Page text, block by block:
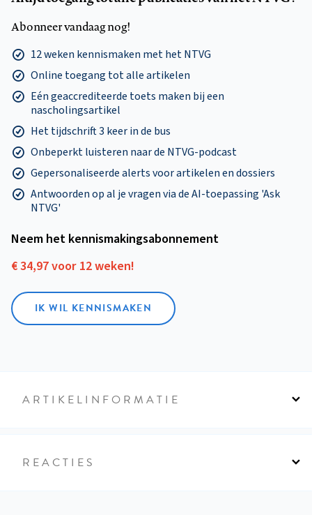
Abonneer vandaag nog!
12 weken kennismaken met het NTVG
Online toegang tot alle artikelen
Eén geaccrediteerde toets maken bij een
nascholingsartikel
Het tijdschrift 3 keer in de bus
Onbeperkt luisteren naar de NTVG-podcast
Gepersonaliseerde alerts voor artikelen en dossiers
Antwoorden op al je vragen via de AI-toepassing 'Ask
NTVG'
Neem het kennismakings­abonnement
€ 34,97 voor 12 weken!
IK WIL KENNISMAKEN
ARTIKELINFORMATIE
REACTIES